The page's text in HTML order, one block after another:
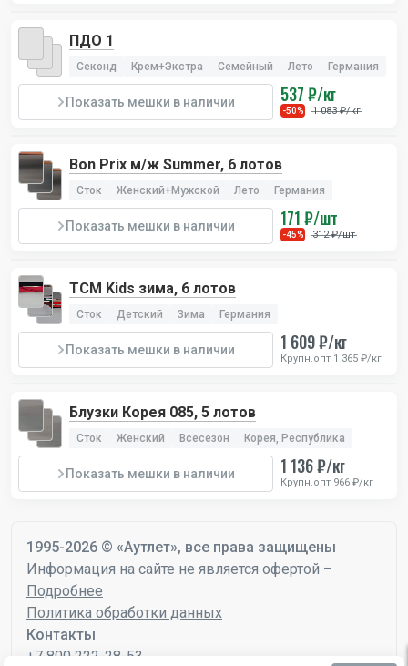
ПДО 1
Секонд Крем+Экстра Семейный Лето Германия
Показать мешки в наличии 537 ₽/кг
-50% 1 083 ₽/кг
Bon Prix м/ж Summer, 6 лотов
Сток Женский+Мужской Лето Германия
Показать мешки в наличии 171 ₽/шт
-45% 312 ₽/шт
TCM Kids зима, 6 лотов
Сток Детский Зима Германия
Показать мешки в наличии 1 609 ₽/кг
Крупн.опт 1 365 ₽/кг
Блузки Корея 085, 5 лотов
Сток Женский Всесезон Корея, Республика
Показать мешки в наличии 1 136 ₽/кг
Крупн.опт 966 ₽/кг
1995-2026 © «Аутлет», все права защищены
Информация на сайте не является офертой –
Подробнее
Политика обработки данных
Контакты
+7 800 222-28-53